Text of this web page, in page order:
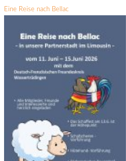
Eine Reise nach Bellac